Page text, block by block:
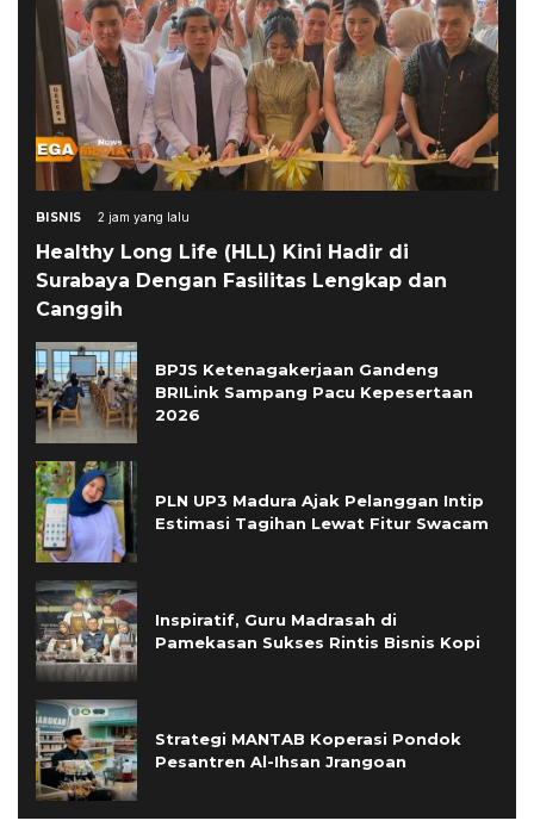
BISNIS 2 jam yang lalu
Healthy Long Life (HLL) Kini Hadir di
Surabaya Dengan Fasilitas Lengkap dan
Canggih
BPJS Ketenagakerjaan Gandeng
BRILink Sampang Pacu Kepesertaan
2026
PLN UP3 Madura Ajak Pelanggan Intip
Estimasi Tagihan Lewat Fitur Swacam
Inspiratif, Guru Madrasah di
Pamekasan Sukses Rintis Bisnis Kopi
Strategi MANTAB Koperasi Pondok
Pesantren Al-Ihsan Jrangoan